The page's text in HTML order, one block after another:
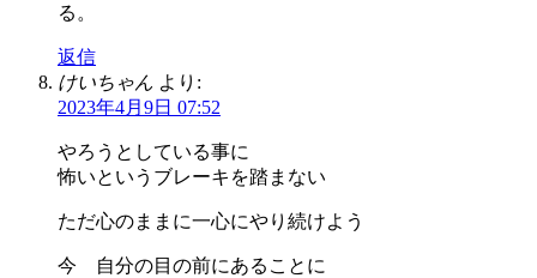
る。
返信
けいちゃん より:
2023年4月9日 07:52
やろうとしている事に
怖いというブレーキを踏まない
ただ心のままに一心にやり続けよう
今 自分の目の前にあることに